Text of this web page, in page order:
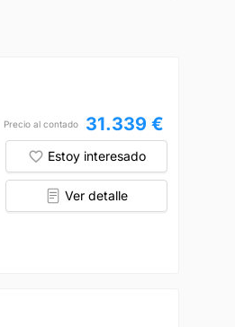
Precio al contado 31.339 €
Estoy interesado
Ver detalle